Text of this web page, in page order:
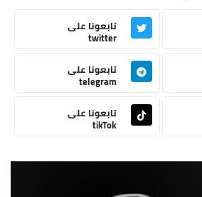
تابعونا على
twitter
تابعونا على
telegram
تابعونا على
tikTok